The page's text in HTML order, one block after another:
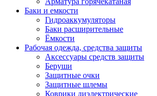
Баки и емкости
Гидроаккумуляторы
Баки расширительные
Ёмкости
Рабочая одежда, средства защиты
Аксессуары средств защиты
Беруши
Защитные очки
Защитные шлемы
Коврики диэлектрические